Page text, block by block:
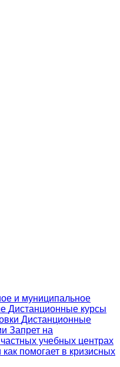
и муниципальное
Дистанционные курсы
Дистанционные
Запрет на
учебных центрах
помогает в кризисных